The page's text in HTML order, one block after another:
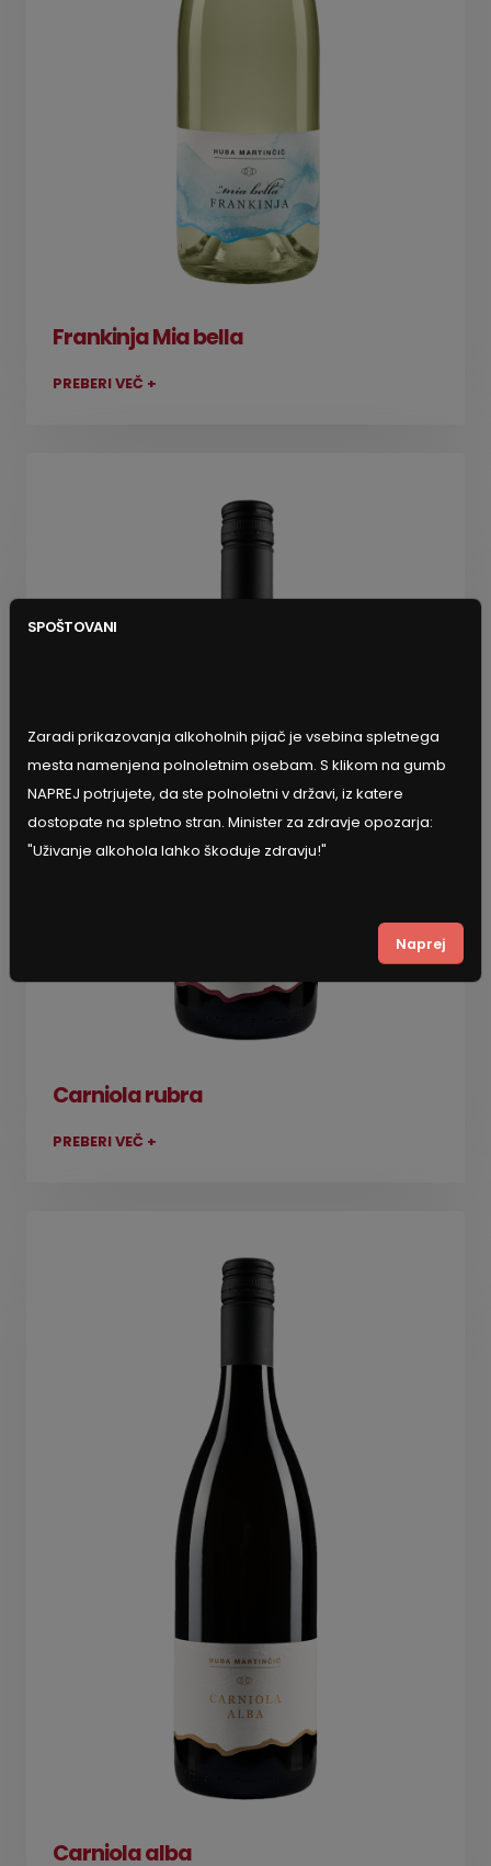
SPOŠTOVANI
Zaradi prikazovanja alkoholnih pijač je vsebina spletnega
mesta namenjena polnoletnim osebam. S klikom na gumb
NAPREJ potrjujete, da ste polnoletni v državi, iz katere
dostopate na spletno stran. Minister za zdravje opozarja:
"Uživanje alkohola lahko škoduje zdravju!"
Naprej
Frankinja Mia bella
PREBERI VEČ +
Carniola rubra
PREBERI VEČ +
Carniola alba